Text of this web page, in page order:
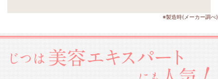
※製造時(メーカー調べ)